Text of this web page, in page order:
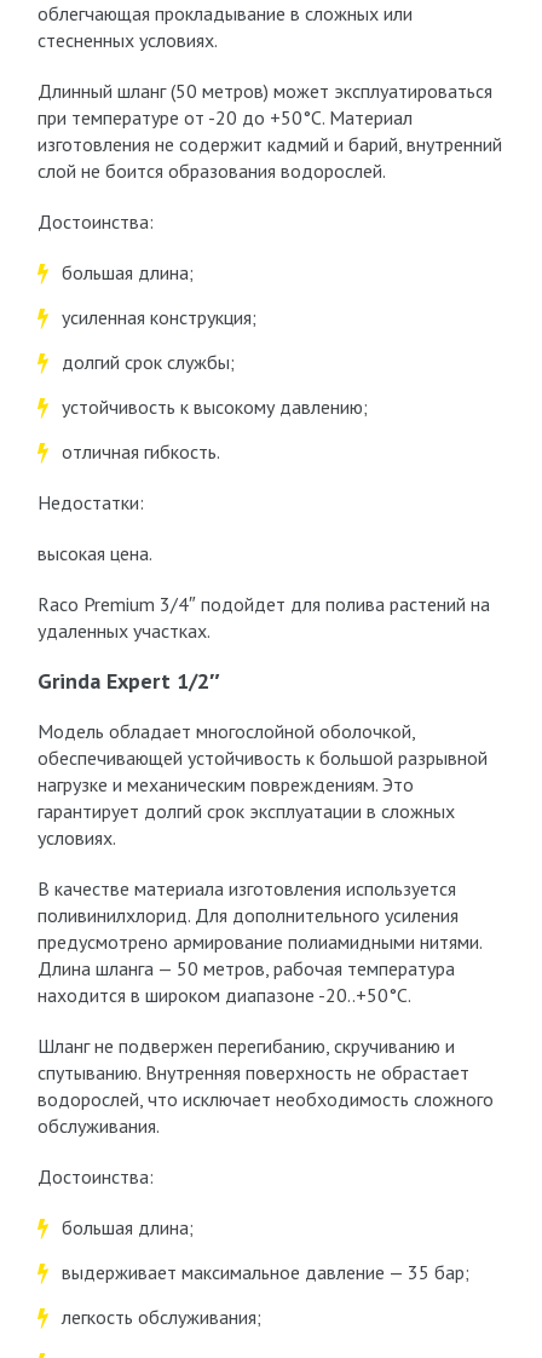
облегчающая прокладывание в сложных или
стесненных условиях.
Длинный шланг (50 метров) может эксплуатироваться
при температуре от -20 до +50°C. Материал
изготовления не содержит кадмий и барий, внутренний
слой не боится образования водорослей.
Достоинства:
большая длина;
усиленная конструкция;
долгий срок службы;
устойчивость к высокому давлению;
отличная гибкость.
Недостатки:
высокая цена.
Raco Premium 3/4″ подойдет для полива растений на
удаленных участках.
Grinda Expert 1/2″
Модель обладает многослойной оболочкой,
обеспечивающей устойчивость к большой разрывной
нагрузке и механическим повреждениям. Это
гарантирует долгий срок эксплуатации в сложных
условиях.
В качестве материала изготовления используется
поливинилхлорид. Для дополнительного усиления
предусмотрено армирование полиамидными нитями.
Длина шланга — 50 метров, рабочая температура
находится в широком диапазоне -20..+50°C.
Шланг не подвержен перегибанию, скручиванию и
спутыванию. Внутренняя поверхность не обрастает
водорослей, что исключает необходимость сложного
обслуживания.
Достоинства:
большая длина;
выдерживает максимальное давление — 35 бар;
легкость обслуживания;